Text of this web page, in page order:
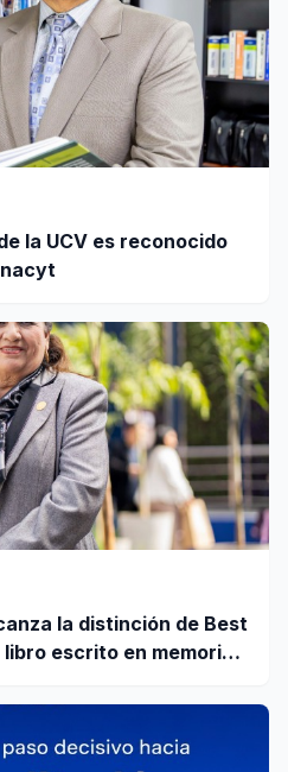
la UCV es reconocido
la distinción de Best
escrito en memoria a